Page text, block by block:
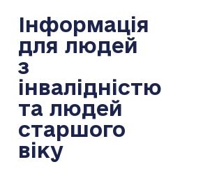
Інформація
для людей
з
інвалідністю
та людей
старшого
віку